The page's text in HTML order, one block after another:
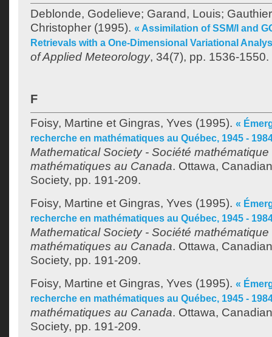
Deblonde, Godelieve; Garand, Louis;
Christopher (1995). « Assimilation of SSM/I and
Retrievals with a One-Dimensional Variational
of Applied Meteorology, 34(7), pp. 1536-1550.
F
Foisy, Martine et Gingras, Yves (1995). «
recherche en mathématiques au Québec, 1945 -
Mathematical Society - Société
mathématiques au Canada. Ottawa,
Society, pp. 191-209.
Foisy, Martine et Gingras, Yves (1995). «
recherche en mathématiques au Québec, 1945 -
Mathematical Society - Société
mathématiques au Canada. Ottawa,
Society, pp. 191-209.
Foisy, Martine et Gingras, Yves (1995). «
recherche en mathématiques au Québec, 1945 -
mathématiques au Canada. Ottawa,
Society, pp. 191-209.